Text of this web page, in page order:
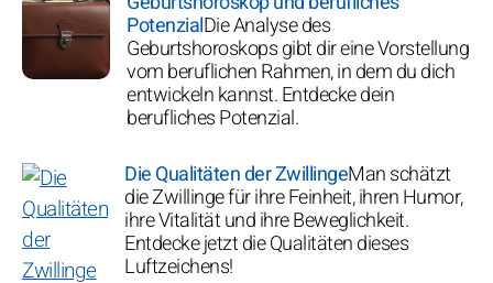
PotenzialDie Analyse des
Geburtshoroskops gibt dir eine Vorstellung
vom beruflichen Rahmen, in dem du dich
entwickeln kannst. Entdecke dein
berufliches Potenzial.
Die Qualitäten der ZwillingeMan schätzt
die Zwillinge für ihre Feinheit, ihren Humor,
ihre Vitalität und ihre Beweglichkeit.
Entdecke jetzt die Qualitäten dieses
Luftzeichens!